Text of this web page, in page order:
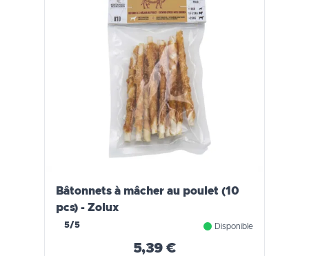
Bâtonnets à mâcher au poulet (10
pcs) - Zolux
5/5 Disponible
5,39 €